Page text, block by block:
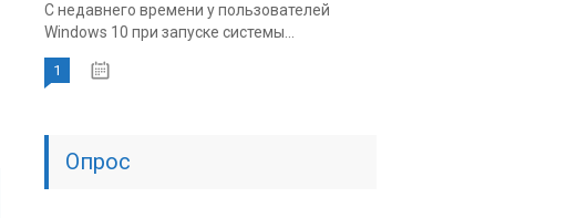
С недавнего времени у пользователей
Windows 10 при запуске системы...
1
Опрос